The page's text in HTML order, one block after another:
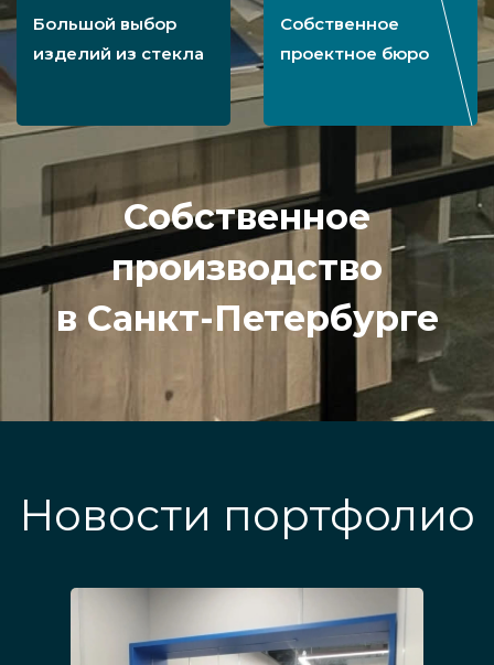
Большой выбор
изделий из стекла
Собственное
проектное бюро
Собственное
производство
в Санкт-Петербурге
Новости портфолио